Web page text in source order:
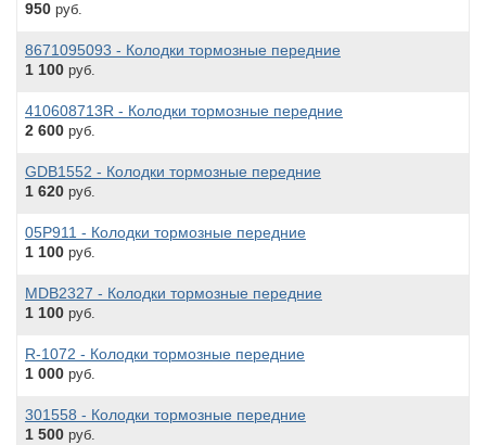
950 руб.
8671095093 - Колодки тормозные передние
1 100 руб.
410608713R - Колодки тормозные передние
2 600 руб.
GDB1552 - Колодки тормозные передние
1 620 руб.
05P911 - Колодки тормозные передние
1 100 руб.
MDB2327 - Колодки тормозные передние
1 100 руб.
R-1072 - Колодки тормозные передние
1 000 руб.
301558 - Колодки тормозные передние
1 500 руб.